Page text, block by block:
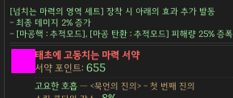
[넘치는 마력의 영역 세트] 장착 시 아래의 효과 추가 발동
- 최종 데미지 2% 증가
- [마공핵 : 추적모드], [마공 탄환 : 추적모드] 피해량 25% 증폭
태초에 고동치는 마력 서약
서약 포인트:655
고요한 호흡— <묵언의 진의> - 첫 번째 진의